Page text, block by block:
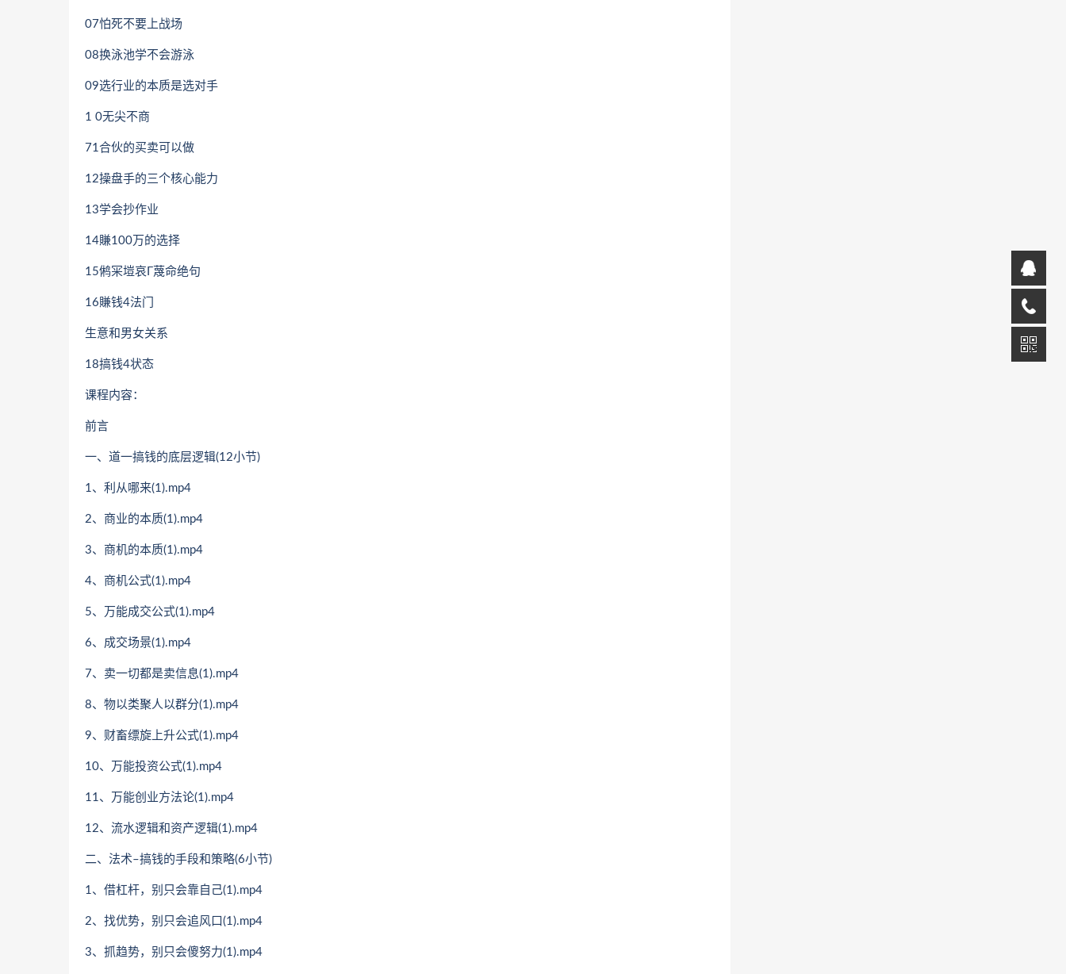
07怕死不要上战场
08换泳池学不会游泳
09选行业的本质是选对手
1 0无尖不商
71合伙的买卖可以做
12操盘手的三个核心能力
13学会抄作业
14賺100万的选择
15鸺冞塏哀Г蔑命绝句
16賺钱4法门
生意和男女关系
18搞钱4状态
课程内容：
前言
一、道一搞钱的底层逻辑(12小节)
1、利从哪来(1).mp4
2、商业的本质(1).mp4
3、商机的本质(1).mp4
4、商机公式(1).mp4
5、万能成交公式(1).mp4
6、成交场景(1).mp4
7、卖一切都是卖信息(1).mp4
8、物以类聚人以群分(1).mp4
9、财畜缥旋上升公式(1).mp4
10、万能投资公式(1).mp4
11、万能创业方法论(1).mp4
12、流水逻辑和资产逻辑(1).mp4
二、法术–搞钱的手段和策略(6小节)
1、借杠杆，别只会靠自己(1).mp4
2、找优势，别只会追风口(1).mp4
3、抓趋势，别只会傻努力(1).mp4